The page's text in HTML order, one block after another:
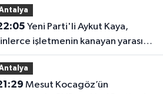
işletmenin kanayan yarasını
taşıdı